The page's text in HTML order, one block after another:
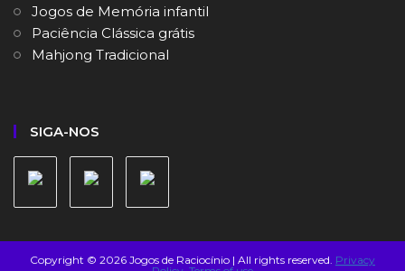
Jogos de Memória infantil
Paciência Clássica grátis
Mahjong Tradicional
SIGA-NOS
Copyright © 2026 Jogos de Raciocínio | All rights reserved. Privacy